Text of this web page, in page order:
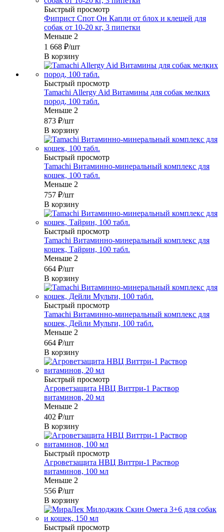
Быстрый просмотр
Фиприст Спот Он Капли от блох и клещей для
собак от 10-20 кг, 3 пипетки
Меньше 2
1 668 ₽/шт
В корзину
Быстрый просмотр
Tamachi Allergy Aid Витамины для собак мелких
пород, 100 табл.
Меньше 2
873 ₽/шт
В корзину
Быстрый просмотр
Tamachi Витаминно-минеральный комплекс для
кошек, 100 табл.
Меньше 2
757 ₽/шт
В корзину
Быстрый просмотр
Tamachi Витаминно-минеральный комплекс для
кошек, Тайрин, 100 табл.
Меньше 2
664 ₽/шт
В корзину
Быстрый просмотр
Tamachi Витаминно-минеральный комплекс для
кошек, Дейли Мульти, 100 табл.
Меньше 2
664 ₽/шт
В корзину
Быстрый просмотр
Агроветзащита НВЦ Виттри-1 Раствор
витаминов, 20 мл
Меньше 2
402 ₽/шт
В корзину
Быстрый просмотр
Агроветзащита НВЦ Виттри-1 Раствор
витаминов, 100 мл
Меньше 2
556 ₽/шт
В корзину
Быстрый просмотр